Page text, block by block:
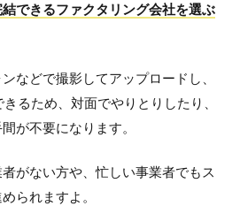
できるファクタリング会社を選ぶ
などで撮影してアップロードし、
るため、対面でやりとりしたり、
が不要になります。
がない方や、忙しい事業者でもス
られますよ。